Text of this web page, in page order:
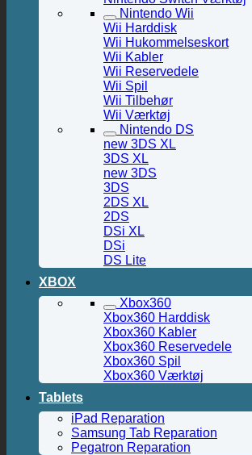
Nintendo Wii
Wii Harddisk
Wii Hukommelseskort
Wii Kabler
Wii Reservedele
Wii Spil
Wii Tilbehør
Wii Værktøj
Nintendo DS
new 3DS XL
3DS XL
new 3DS
3DS
2DS XL
2DS
DSi XL
DSi
DS Lite
XBOX
Xbox360
Xbox360 Harddisk
Xbox360 Kabler
Xbox360 Reservedele
Xbox360 Spil
Xbox360 Værktøj
Tablets
iPad Reparation
Samsung Tab Reparation
Pegatron Reparation